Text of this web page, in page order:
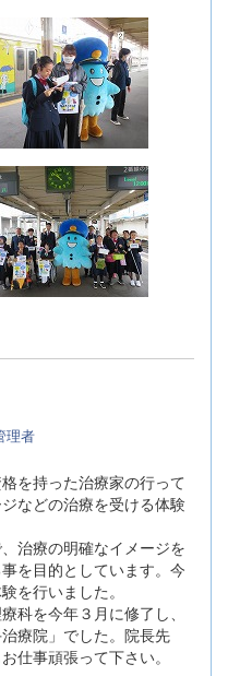
理者
を持った治療家の行って
などの治療を受ける体験
治療の明確なイメージを
を目的としています。今
を行いました。
科を今年３月に修了し、
療院」でした。院長先
仕事頑張って下さい。